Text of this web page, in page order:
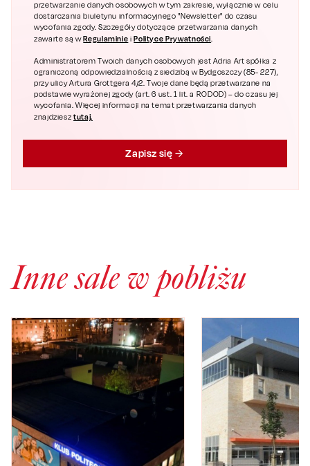
przetwarzanie danych osobowych w tym zakresie, wyłącznie w celu
dostarczania biuletynu informacyjnego "Newsletter" do czasu
wycofania zgody. Szczegóły dotyczące przetwarzania danych
zawarte są wRegulaminie iPolityce Prywatności.
Administratorem Twoich danych osobowych jest Adria Art spółka z
ograniczoną odpowiedzialnością z siedzibą w Bydgoszczy (85- 227),
przy ulicy Artura Grottgera 4/2. Twoje dane będą przetwarzane na
podstawie wyrażonej zgody (art. 6 ust. 1 lit. a RODOD) – do czasu jej
wycofania. Więcej informacji na temat przetwarzania danych
znajdziesztutaj.
Zapisz się
Inne sale w pobliżu